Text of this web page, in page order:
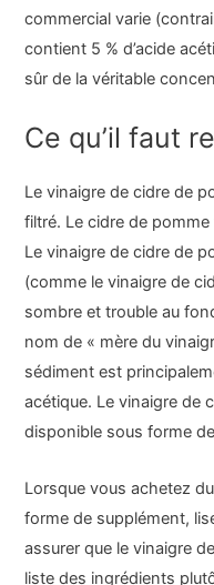
commercial varie
contient 5 % d’acide
sûr de la véritable
Ce qu’il faut
Le vinaigre de cidre de
filtré. Le cidre de
Le vinaigre de cidre de
(comme le vinaigre de
sombre et trouble au
nom de « mère du
sédiment est
acétique. Le vinaigre de
disponible sous forme
Lorsque vous achetez
forme de supplément,
assurer que le vinaigre
liste des ingrédients